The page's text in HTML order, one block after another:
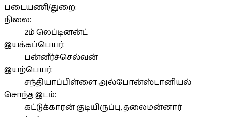
படையணி/துறை:
நிலை:
2ம் லெப்டினன்ட்
இயக்கப்பெயர்:
பன்னீர்ச்செல்வன்
இயற்பெயர்:
சந்தியாப்பிள்ளை அல்போன்ஸ்டானியல்
சொந்த இடம்:
கட்டுக்காரன் குடியிருப்பு, தலைமன்னார்